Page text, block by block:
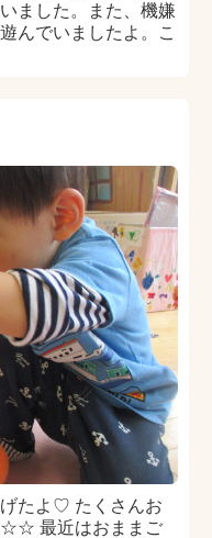
ました。また、機嫌
んでいましたよ。こ
たよ♡ たくさんお
☆☆ 最近はおままご